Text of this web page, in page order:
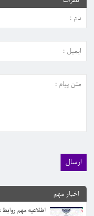
اخبار مهم
اطلاعیه مهم
اطلاعیه کمیسیون تقسیم اسناد...
مرداد 3, 1405